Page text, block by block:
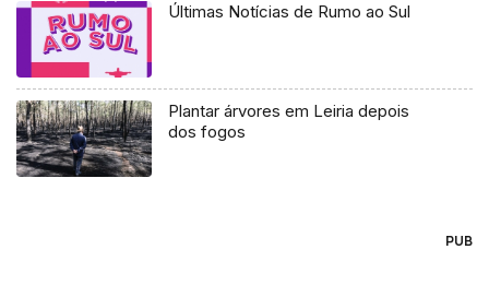
Últimas Notícias de Rumo ao Sul
Plantar árvores em Leiria depois
dos fogos
PUB